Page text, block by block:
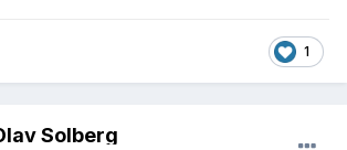
1
Solberg